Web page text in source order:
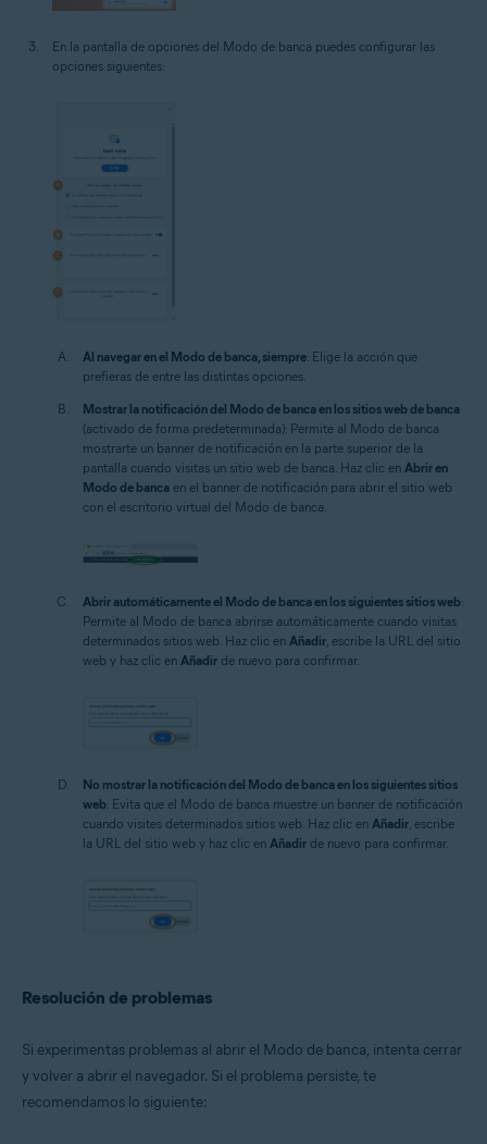
En la pantalla de opciones del Modo de banca puedes configurar las
opciones siguientes:
Al navegar en el Modo de banca, siempre: Elige la acción que
prefieras de entre las distintas opciones.
Mostrar la notificación del Modo de banca en los sitios web de banca
(activado de forma predeterminada): Permite al Modo de banca
mostrarte un banner de notificación en la parte superior de la
pantalla cuando visitas un sitio web de banca. Haz clic en Abrir en
Modo de banca en el banner de notificación para abrir el sitio web
con el escritorio virtual del Modo de banca.
Abrir automáticamente el Modo de banca en los siguientes sitios web:
Permite al Modo de banca abrirse automáticamente cuando visitas
determinados sitios web. Haz clic en Añadir, escribe la URL del sitio
web y haz clic en Añadir de nuevo para confirmar.
No mostrar la notificación del Modo de banca en los siguientes sitios
web: Evita que el Modo de banca muestre un banner de notificación
cuando visites determinados sitios web. Haz clic en Añadir, escribe
la URL del sitio web y haz clic en Añadir de nuevo para confirmar.
Resolución de problemas
Si experimentas problemas al abrir el Modo de banca, intenta cerrar
y volver a abrir el navegador. Si el problema persiste, te
recomendamos lo siguiente: